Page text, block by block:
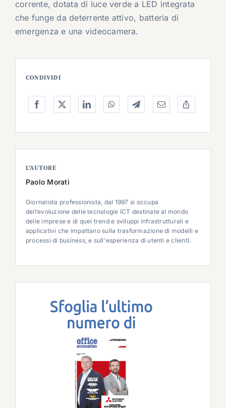
corrente, dotata di luce verde a LED integrata
che funge da deterrente attivo, batteria di
emergenza e una videocamera.
CONDIVIDI
L’AUTORE
Paolo Morati
Giornalista professionista, dal 1997 si occupa
dell’evoluzione delle tecnologie ICT destinate al mondo
delle imprese e di quei trend e sviluppi infrastrutturali e
applicativi che impattano sulla trasformazione di modelli e
processi di business, e sull'esperienza di utenti e clienti.